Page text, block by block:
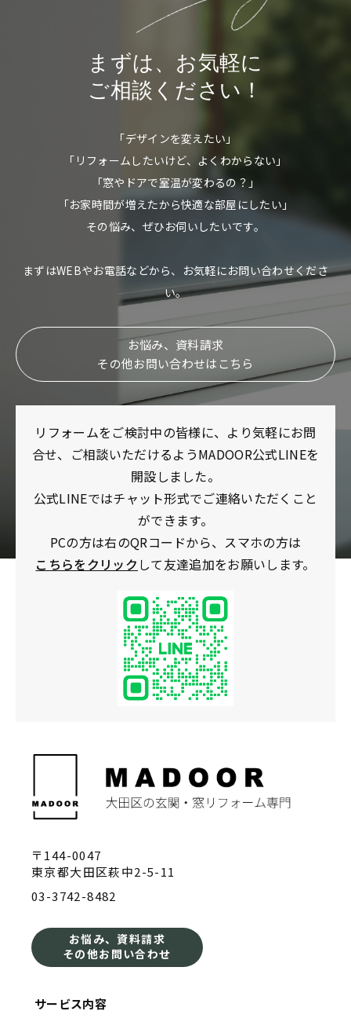
まずは、お気軽に
ご相談ください！
「デザインを変えたい」
「リフォームしたいけど、よくわからない」
「窓やドアで室温が変わるの？」
「お家時間が増えたから快適な部屋にしたい」
その悩み、ぜひお伺いしたいです。
まずはWEBやお電話などから、お気軽にお問い合わせくださ
い。
お悩み、資料請求
その他お問い合わせはこちら
リフォームをご検討中の皆様に、より気軽にお問
合せ、ご相談いただけるようMADOOR公式LINEを
開設しました。
公式LINEではチャット形式でご連絡いただくこと
ができます。
PCの方は右のQRコードから、スマホの方は
こちらをクリック して友達追加をお願いします。
〒144-0047
東京都大田区萩中2-5-11
03-3742-8482
お悩み、資料請求
その他お問い合わせ
サービス内容